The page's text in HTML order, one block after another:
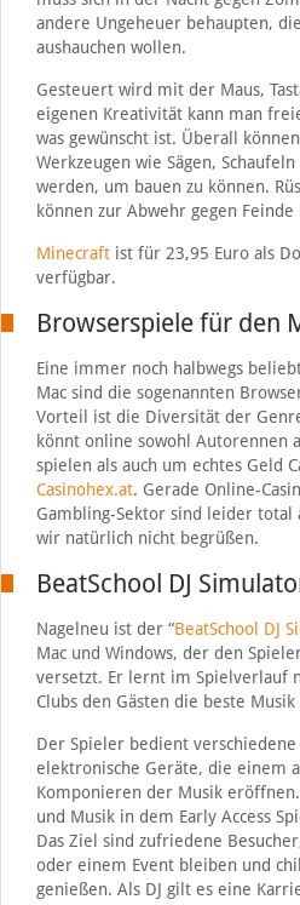
andere Ungeheuer behaupten,
aushauchen wollen.
Gesteuert wird mit der Maus,
eigenen Kreativität kann man
was gewünscht ist. Überall
Werkzeugen wie Sägen,
werden, um bauen zu können.
können zur Abwehr gegen
Minecraftist für 23,95 Euro als
verfügbar.
Browserspiele für den
Eine immer noch halbwegs
Mac sind die sogenannten
Vorteil ist die Diversität der
könnt online sowohl Autorennen
spielen als auch um echtes Geld
Casinohex.at. Gerade Online-
Gambling-Sektor sind leider total
wir natürlich nicht begrüßen.
BeatSchool DJ
Nagelneu ist der “BeatSchool DJ
Mac und Windows, der den
versetzt. Er lernt im Spielverlauf
Clubs den Gästen die beste
Der Spieler bedient verschiedene
elektronische Geräte, die einem
Komponieren der Musik
und Musik in dem Early Access
Das Ziel sind zufriedene
oder einem Event bleiben und
genießen. Als DJ gilt es eine